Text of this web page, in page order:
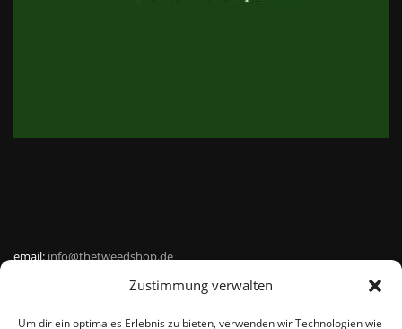
Zustimmung verwalten
Um dir ein optimales Erlebnis zu bieten, verwenden wir Technologien wie
email:info@thetweedshop.de
Kvk Nummer: 88959732